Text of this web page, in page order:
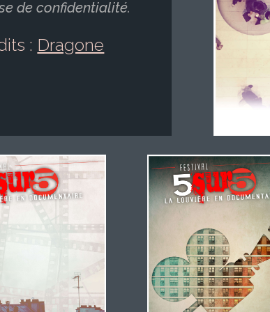
de confidentialité.
: Dragone